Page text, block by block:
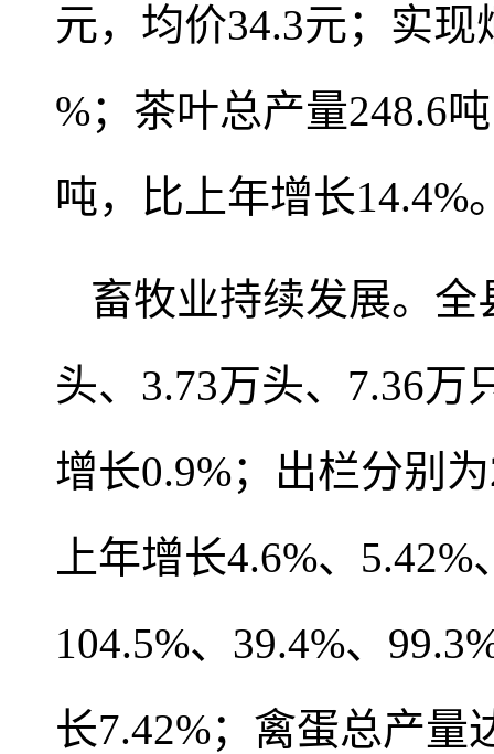
元，均价34.3元；实现
%；茶叶总产量248.6
吨，比上年增长14.4%
畜牧业持续发展。
头、3.73万头、7.36万
增长0.9%；出栏分别
上年增长4.6%、
104.5%、39.4%、
长7.42%；禽蛋总产量